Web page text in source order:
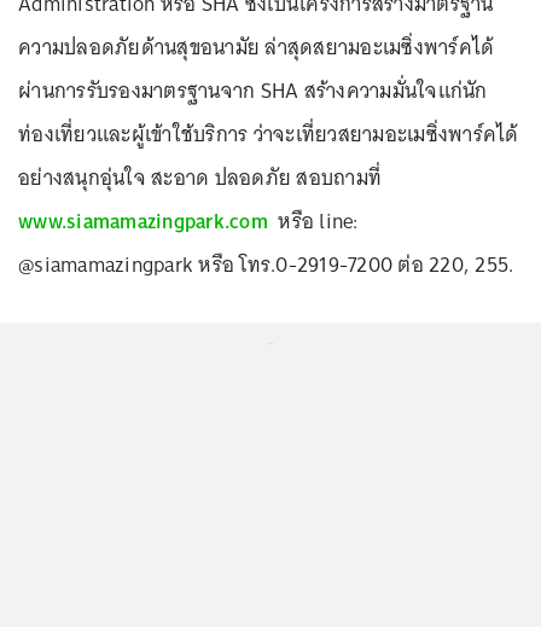
ความปลอดภัยด้านสุขอนามัย ล่าสุดสยามอะเมซิ่งพาร์คได้
ผ่านการรับรองมาตรฐานจาก SHA สร้างความมั่นใจแก่นัก
ท่องเที่ยวและผู้เข้าใช้บริการ ว่าจะเที่ยวสยามอะเมซิ่งพาร์คได้
อย่างสนุกอุ่นใจ สะอาด ปลอดภัย สอบถามที่
www.siamamazingpark.com หรือ line:
@siamamazingpark หรือ โทร.0-2919-7200 ต่อ 220, 255.